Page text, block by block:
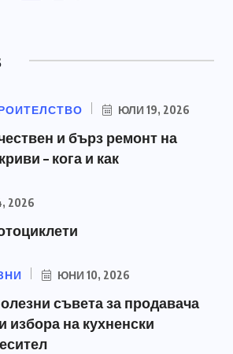
ЮЛИ 19, 2026
и бърз ремонт на
– кога и как
2026
ЮНИ 10, 2026
съвета за продавача
избора на кухненски